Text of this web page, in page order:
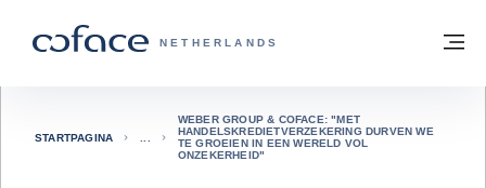
COFACE, FOR TRADE - GROEP
NETHERLANDS
Terug naar startpagina
STARTPAGINA
WEBER GROUP & COFACE: "MET
HANDELSKREDIETVERZEKERING DURVEN WE
TE GROEIEN IN EEN WERELD VOL
ONZEKERHEID"